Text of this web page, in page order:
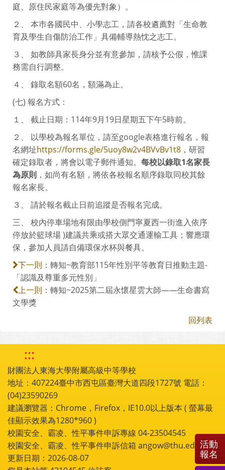
庭、原住民家庭等為優先對象）。
２、 本巿各國民中、小學志工，請各校遴薦對「生命教
育及學生自傷防治工作」具備輔導熱忱之志工。
３、 如教師具家長身分並有意參加，請核予公假，惟課
務需自行調整。
４、 錄取名額60名，額滿為止。
(七) 報名方式：
１、 截止日期：114年9月19日星期五下午5時前。
２、 以學校為報名單位，請至google表格進行報名，報
名網址https://forms.gle/5uoy8w2v4BVvBv1t8 ，研習
確定錄取者，將會以電子郵件通知。 每校以錄取1名家長
為原則 ，如尚有名額，將依各校報名順序錄取同校其餘
報名家長。
３、 請於報名截止日前追蹤是否報名完成。
三、 校內停車場地有限由學校側門寧夏西一街進入依序
停放於籃球場 )建議共乘或搭大眾交通運輸工具；響應環
保，參加人員請自備環保水杯與餐具。
下一則： 轉知~教育部115年性別平等教育日推動主題-
「認識及尊重多元性別」
上一則： 轉知~2025第二屆永懷星雲大師——生命書寫
文學獎
回列表
:::
財團法人東海大學附屬高級中等學校
地址：407224臺中市西屯區臺灣大道四段1727號 電話：
(04)23590269
建議瀏覽器：Chrome，Firefox，IE10.0以上版本 ( 螢幕最
佳顯示效果為1280*960 )
校園安全、霸凌、性平事件申訴專線 04-23504545
校園安全、霸凌、性平事件申訴信箱 angow@thu.edu.tw
更新日期：2026-08-07
活動
報名